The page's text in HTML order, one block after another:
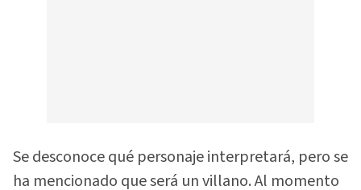
Se desconoce qué personaje interpretará, pero se
ha mencionado que será un villano. Al momento